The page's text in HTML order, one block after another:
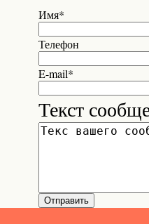
Имя*
Телефон
E-mail*
Текст